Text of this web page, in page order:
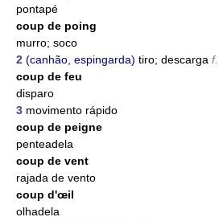
pontapé
coup de poing
murro; soco
2 (canhão, espingarda) tiro; descarga f.
coup de feu
disparo
3 movimento rápido
coup de peigne
penteadela
coup de vent
rajada de vento
coup d'œil
olhadela